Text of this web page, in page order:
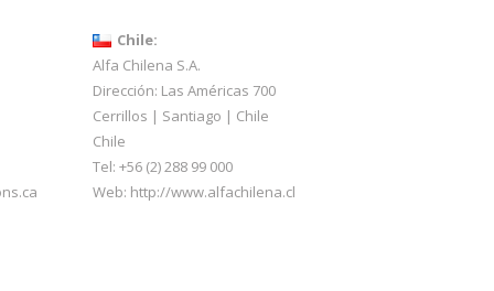
Chile:
Alfa Chilena S.A.
Dirección: Las Américas 700
Cerrillos | Santiago | Chile
Chile
Tel: +56 (2) 288 99 000
Web: http://www.alfachilena.cl